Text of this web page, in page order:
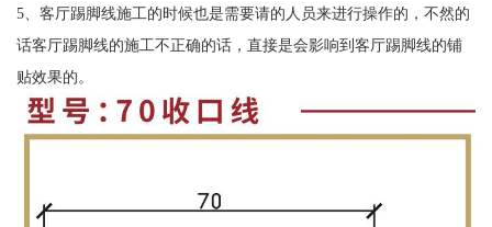
5、客厅踢脚线施工的时候也是需要请的人员来进行操作的，不然的
话客厅踢脚线的施工不正确的话，直接是会影响到客厅踢脚线的铺
贴效果的。